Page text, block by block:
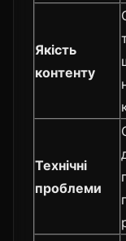
Якість
контенту
Технічні
проблеми